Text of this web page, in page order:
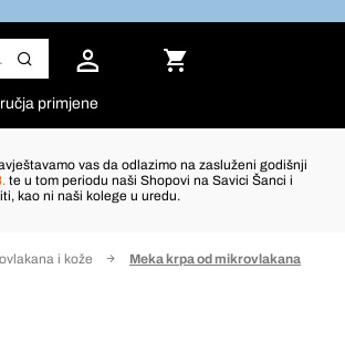
primjene
vas da odlazimo na zasluženi godišnji
te u tom periodu naši Shopovi na Savici Šanci i
kao ni naši kolege u uredu.
i kože Meka krpa od mikrovlakana